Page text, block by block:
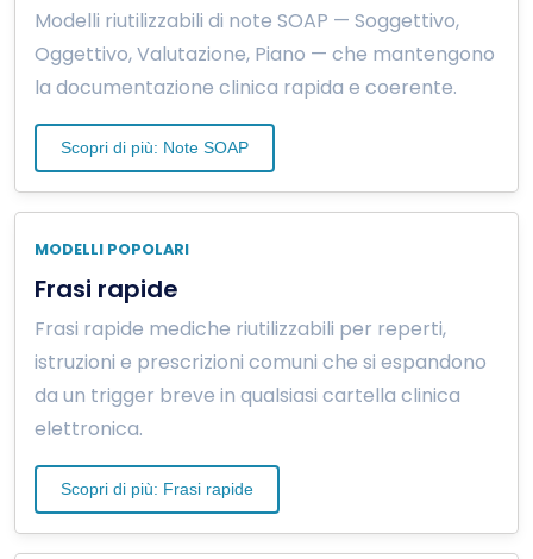
Modelli riutilizzabili di note SOAP — Soggettivo,
Oggettivo, Valutazione, Piano — che mantengono
la documentazione clinica rapida e coerente.
Scopri di più: Note SOAP
MODELLI POPOLARI
Frasi rapide
Frasi rapide mediche riutilizzabili per reperti,
istruzioni e prescrizioni comuni che si espandono
da un trigger breve in qualsiasi cartella clinica
elettronica.
Scopri di più: Frasi rapide